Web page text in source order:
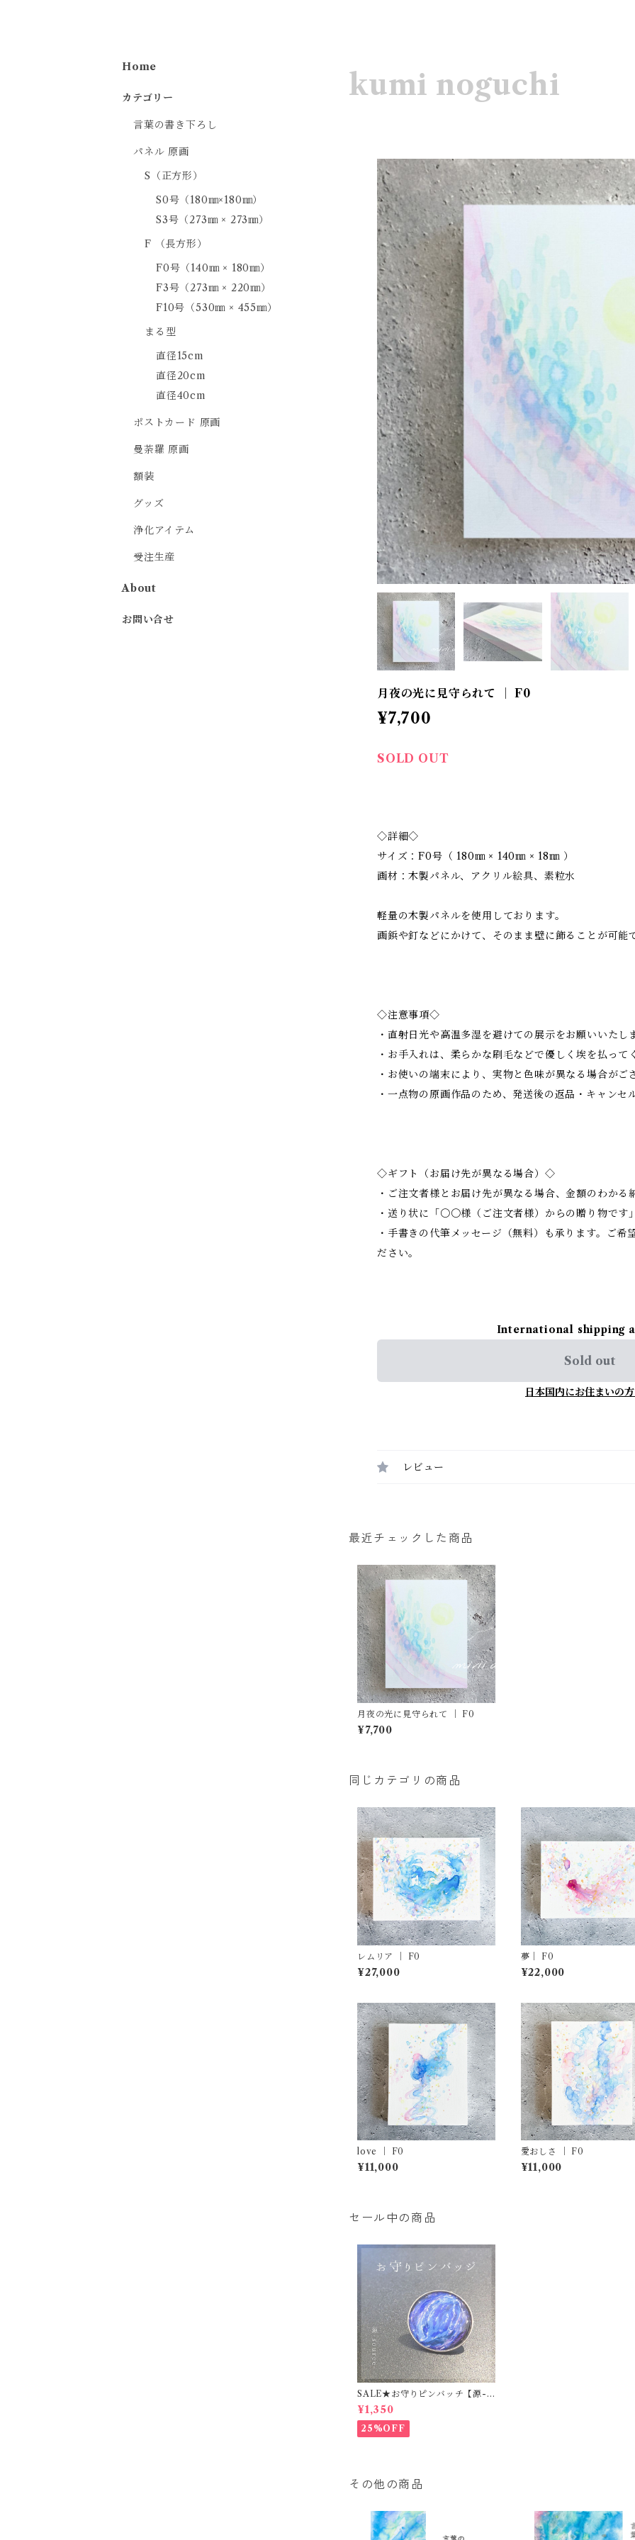
kumi noguchi
月夜の光に見守られて ｜ F0
¥7,700
SOLD OUT
◇詳細◇
サイズ：F0号（ 180㎜ × 140㎜ × 18㎜ ）
画材：木製パネル、アクリル絵具、素粒水
軽量の木製パネルを使用しております。
画鋲や釘などにかけて、そのまま壁に飾ることが可能
◇注意事項◇
・直射日光や高温多湿を避けての展示をお願いいたし
・お手入れは、柔らかな刷毛などで優しく埃を払って
・お使いの端末により、実物と色味が異なる場合がご
・一点物の原画作品のため、発送後の返品・キャン
◇ギフト（お届け先が異なる場合）◇
・ご注文者様とお届け先が異なる場合、金額のわか
・送り状に「〇〇様（ご注文者様）からの贈り物で
・手書きの代筆メッセージ（無料）も承ります。ご
ださい。
International shipping
Sold out
日本国内にお住まいの
レビュー
最近チェックした商品
月夜の光に見守られて ｜ F0
¥7,700
同じカテゴリの商品
レムリア ｜ F0
¥27,000
夢｜ F0
¥22,000
love ｜ F0
¥11,000
愛おしさ ｜ F0
¥11,000
セール中の商品
SALE★お守りピンバッチ【源-s
ource-】
¥1,350
25%OFF
その他の商品
Home
カテゴリー
言葉の書き下ろし
パネル 原画
S（正方形）
S0号（180㎜×180㎜）
S3号（273㎜ × 273㎜）
F （長方形）
F0号（140㎜ × 180㎜）
F3号（273㎜ × 220㎜）
F10号（530㎜ × 455㎜）
まる型
直径15cm
直径20cm
直径40cm
ポストカード 原画
曼荼羅 原画
額装
グッズ
浄化アイテム
受注生産
About
お問い合せ